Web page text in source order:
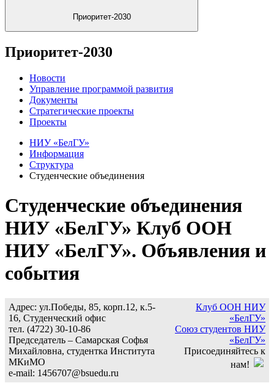
Приоритет-2030
Приоритет-2030
Новости
Управление программой развития
Документы
Стратегические проекты
Проекты
НИУ «БелГУ»
Информация
Структура
Студенческие объединения
Студенческие объединения
НИУ «БелГУ» Клуб ООН
НИУ «БелГУ». Объявления и
события
Адрес: ул.Победы, 85, корп.12, к.5-
16, Студенческий офис
тел. (4722) 30-10-86
Председатель – Самарская Софья
Михайловна, студентка Института
МКиМО
e-mail: 1456707@bsuedu.ru
Клуб ООН НИУ
«БелГУ»
Союз студентов НИУ
«БелГУ»
Присоединяйтесь к
нам!